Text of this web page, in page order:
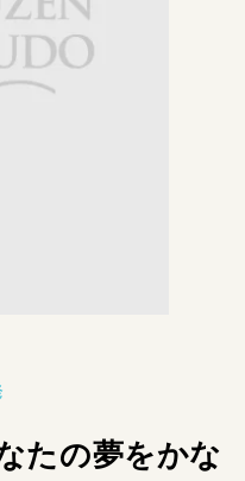
たの夢をかな